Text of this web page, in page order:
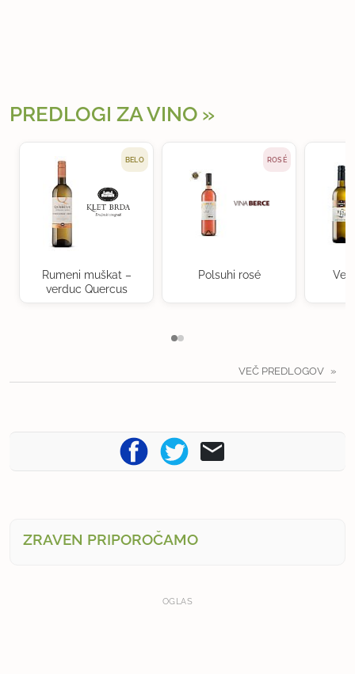
PREDLOGI ZA VINO
BELO
Rumeni muškat –
verduc Quercus
ROSÉ
Polsuhi rosé
VEČ PREDLOGOV
ZRAVEN PRIPOROČAMO
OGLAS